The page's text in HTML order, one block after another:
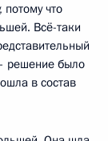
что
Всё-таки
решение было
в состав